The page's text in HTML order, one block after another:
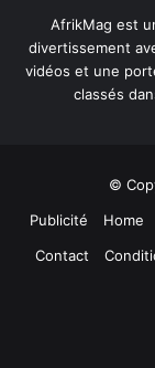
AfrikMag est
divertissement
vidéos et une
classés
©
Publicité
Home
Contact